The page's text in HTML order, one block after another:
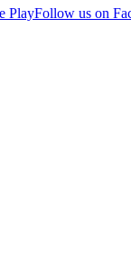
PlayFollow us on